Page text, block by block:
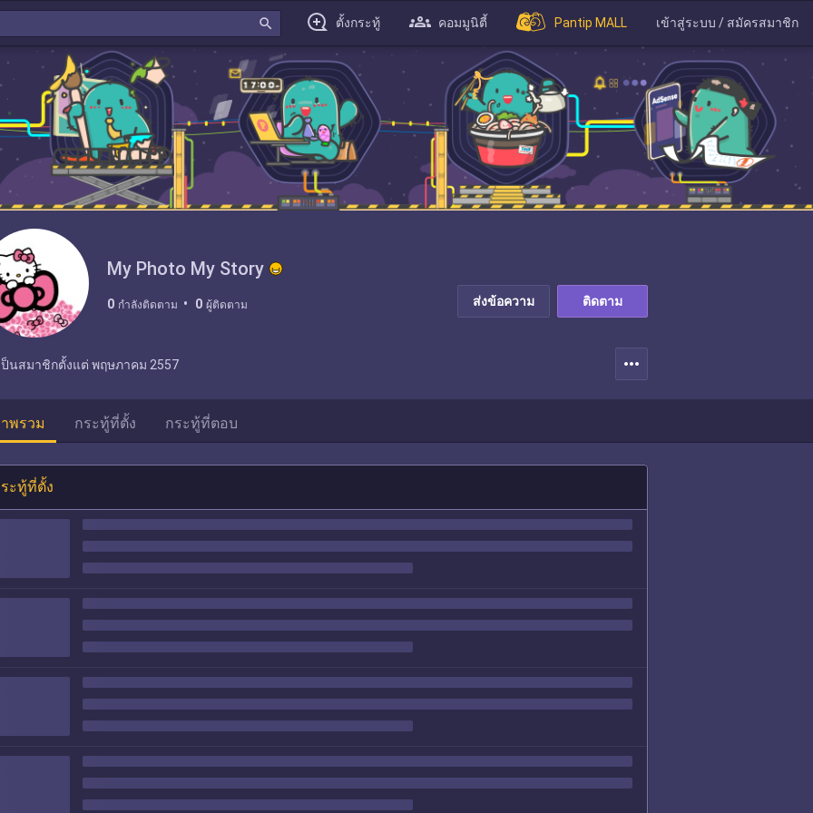
search ตั้งกระทู้ คอมมูนิตี้ Pantip MALL เข้าสู่ระบบ / สมัครสมาชิก
My Photo My Story
0 กำลังติดตาม 0 ผู้ติดตาม ส่งข้อความ ติดตาม
ป็นสมาชิกตั้งแต่ พฤษภาคม 2557 more_horiz
พรวม กระทู้ที่ตั้ง กระทู้ที่ตอบ
ะทู้ที่ตั้ง